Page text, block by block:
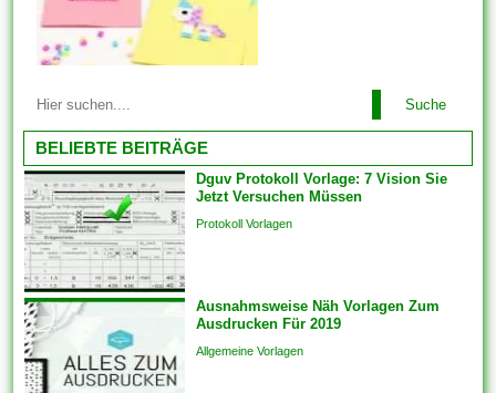
können Sie die Kriterien auch
konsistent einrichten. Wenn
Lösungen oder auch
Sie die...
problemlos alles arrangieren.
Einige der Vorlagen sind
branchenspezifisch. Diese
können auch Die
Kommunikation und
Engagements strukturieren,
um sicherzustellen, dass das
Endprodukt von hoher Qualität
ist. Sie bringen die Vorlagen
auch überspringen und
Analogien in...
Suche
BELIEBTE BEITRÄGE
Dguv Protokoll Vorlage: 7 Vision Sie
Jetzt Versuchen Müssen
Protokoll Vorlagen
Ausnahmsweise Näh Vorlagen Zum
Ausdrucken Für 2019
Allgemeine Vorlagen